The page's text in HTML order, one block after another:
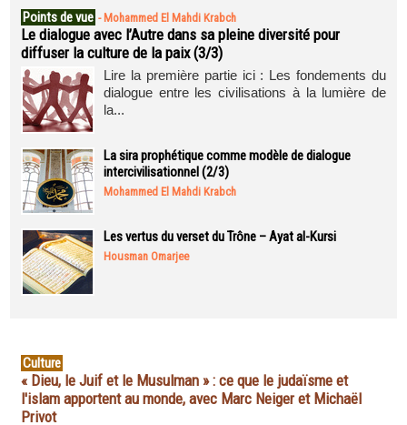
Points de vue - Mohammed El Mahdi Krabch
Le dialogue avec l’Autre dans sa pleine diversité pour
diffuser la culture de la paix (3/3)
Lire la première partie ici : Les fondements du
dialogue entre les civilisations à la lumière de
la...
La sira prophétique comme modèle de dialogue
intercivilisationnel (2/3)
Mohammed El Mahdi Krabch
Les vertus du verset du Trône – Ayat al-Kursi
Housman Omarjee
Culture
« Dieu, le Juif et le Musulman » : ce que le judaïsme et
l'islam apportent au monde, avec Marc Neiger et Michaël
Privot